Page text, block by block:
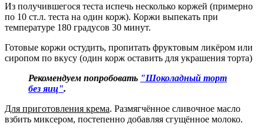
Из получившегося теста испечь несколько коржей (примерно
по 10 ст.л. теста на один корж). Коржи выпекать при
температуре 180 градусов 30 минут.
Готовые коржи остудить, пропитать фруктовым ликёром или
сиропом по вкусу (один корж оставить для украшения торта)
Рекомендуем попробовать "Шоколадный торт
без яиц".
Для приготовления крема. Размягчённое сливочное масло
взбить миксером, постепенно добавляя сгущённое молоко.